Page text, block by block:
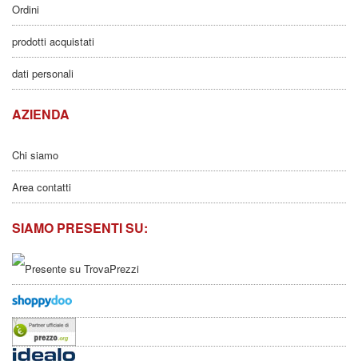
Ordini
prodotti acquistati
dati personali
AZIENDA
Chi siamo
Area contatti
SIAMO PRESENTI SU: